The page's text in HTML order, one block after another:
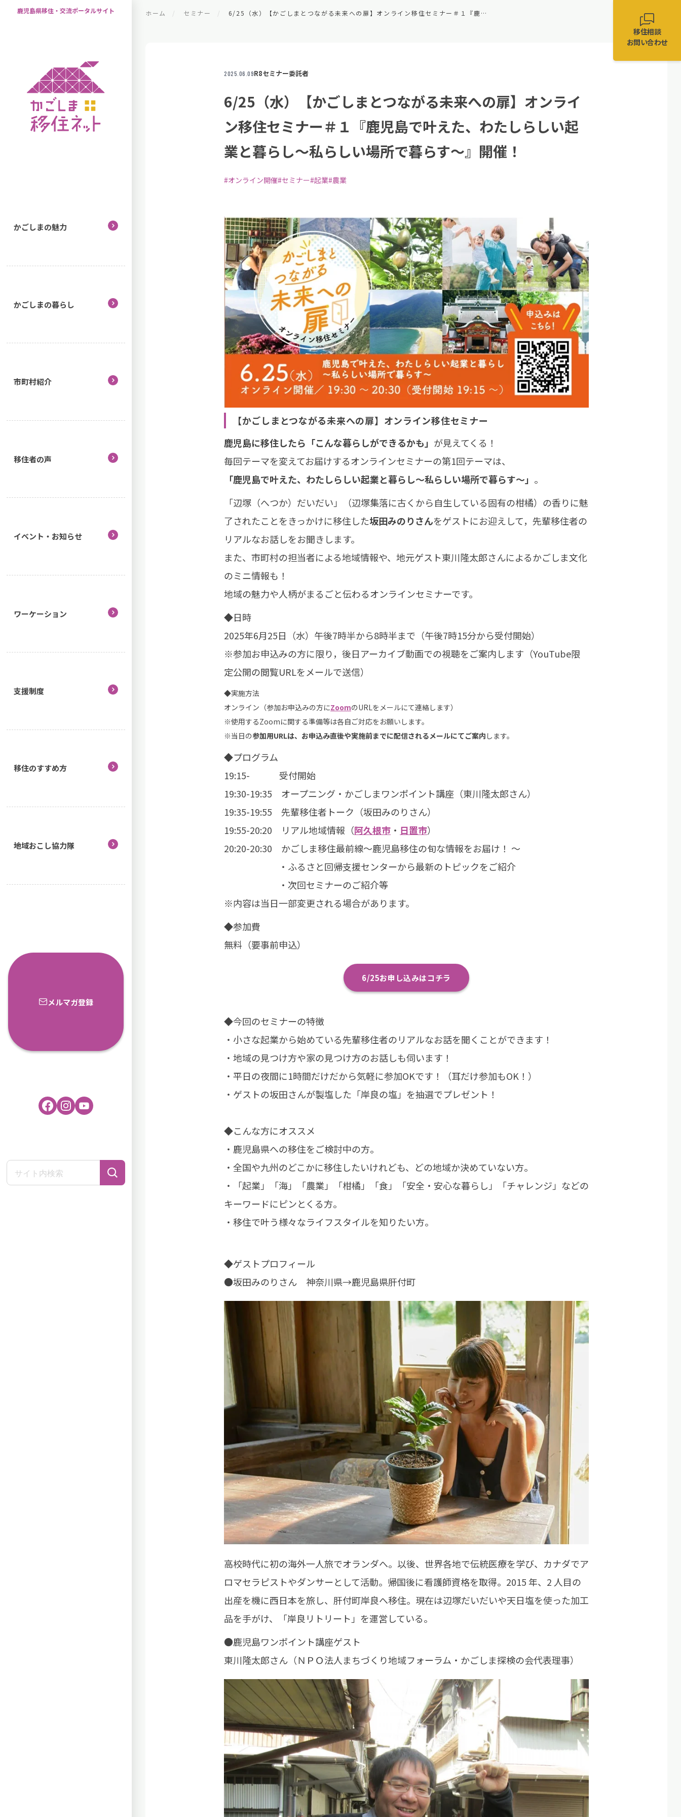
移住相談
お問い合わせ
鹿児島県移住・交流ポータルサイト
かごしまの魅力
かごしまの暮らし
市町村紹介
移住者の声
イベント・お知らせ
ワーケーション
支援制度
移住のすすめ方
地域おこし協力隊
メルマガ登録
ホーム セミナー 6/25（水）【かごしまとつながる未来への扉】オンライン移住セミナー＃１『鹿児島で叶えた、わたしらしい起業と暮らし～私らしい場所で暮らす～』開催！
2025.06.09R8セミナー委託者
6/25（水）【かごしまとつながる未来への扉】オンライ
ン移住セミナー＃１『鹿児島で叶えた、わたしらしい起
業と暮らし～私らしい場所で暮らす～』開催！
#オンライン開催#セミナー#起業#農業
【かごしまとつながる未来への扉】オンライン移住セミナー
鹿児島に移住したら「こんな暮らしができるかも」 が見えてくる！
毎回テーマを変えてお届けするオンラインセミナーの第1回テーマは、
「鹿児島で叶えた、わたしらしい起業と暮らし～私らしい場所で暮らす～」 。
「辺塚（へつか）だいだい」（辺塚集落に古くから自生している固有の柑橘）の香りに魅
了されたことをきっかけに移住した坂田みのりさんをゲストにお迎えして，先輩移住者の
リアルなお話しをお聞きします。
また、市町村の担当者による地域情報や、地元ゲスト東川隆太郎さんによるかごしま文化
のミニ情報も！
地域の魅力や人柄がまるごと伝わるオンラインセミナーです。
◆日時
2025年6月25日（水）午後7時半から8時半まで（午後7時15分から受付開始）
※参加お申込みの方に限り，後日アーカイブ動画での視聴をご案内します（YouTube限
定公開の閲覧URLをメールで送信）
◆実施方法
オンライン（参加お申込みの方にZoomのURLをメールにて連絡します）
※使用するZoomに関する準備等は各自ご対応をお願いします。
※当日の参加用URLは、お申込み直後や実施前までに配信されるメールにてご案内 します。
◆プログラム
19:15- 受付開始
19:30-19:35 オープニング・かごしまワンポイント講座（東川隆太郎さん）
19:35-19:55 先輩移住者トーク（坂田みのりさん）
19:55-20:20 リアル地域情報（阿久根市 ・ 日置市）
20:20-20:30 かごしま移住最前線～鹿児島移住の旬な情報をお届け！ ～
・ふるさと回帰支援センターから最新のトピックをご紹介
・次回セミナーのご紹介等
※内容は当日一部変更される場合があります。
◆参加費
無料（要事前申込）
6/25お申し込みはコチラ
◆今回のセミナーの特徴
・小さな起業から始めている先輩移住者のリアルなお話を聞くことができます！
・地域の見つけ方や家の見つけ方のお話しも伺います！
・平日の夜間に1時間だけだから気軽に参加OKです！（耳だけ参加もOK！）
・ゲストの坂田さんが製塩した「岸良の塩」を抽選でプレゼント！
◆こんな方にオススメ
・鹿児島県への移住をご検討中の方。
・全国や九州のどこかに移住したいけれども、どの地域か決めていない方。
・「起業」「海」「農業」「柑橘」「食」「安全・安心な暮らし」「チャレンジ」などの
キーワードにピンとくる方。
・移住で叶う様々なライフスタイルを知りたい方。
◆ゲストプロフィール
●坂田みのりさん 神奈川県→鹿児島県肝付町
高校時代に初の海外一人旅でオランダへ。以後、世界各地で伝統医療を学び、カナダでア
ロマセラピストやダンサーとして活動。帰国後に看護師資格を取得。2015 年、2 人目の
出産を機に西日本を旅し、肝付町岸良へ移住。現在は辺塚だいだいや天日塩を使った加工
品を手がけ、「岸良リトリート」を運営している。
●鹿児島ワンポイント講座ゲスト
東川隆太郎さん（ＮＰＯ法人まちづくり地域フォーラム・かごしま探検の会代表理事）